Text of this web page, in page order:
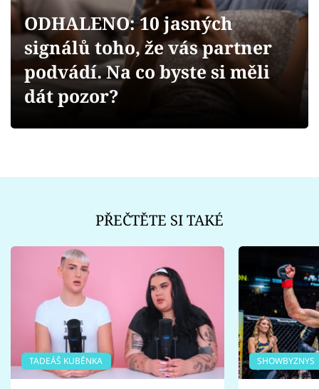
Videa
Sledujte prima+
ODHALENO: 10 jasných
signálů toho, že vás partner
podvádí. Na co byste si měli
dát pozor?
PŘEČTĚTE SI TAKÉ
TADEÁŠ KUBĚNKA SHOWBYZNYS